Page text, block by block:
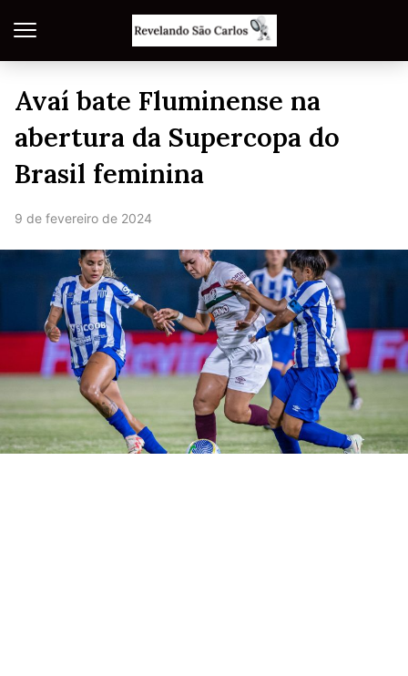
Avaí bate Fluminense na
abertura da Supercopa do
Brasil feminina
9 de fevereiro de 2024